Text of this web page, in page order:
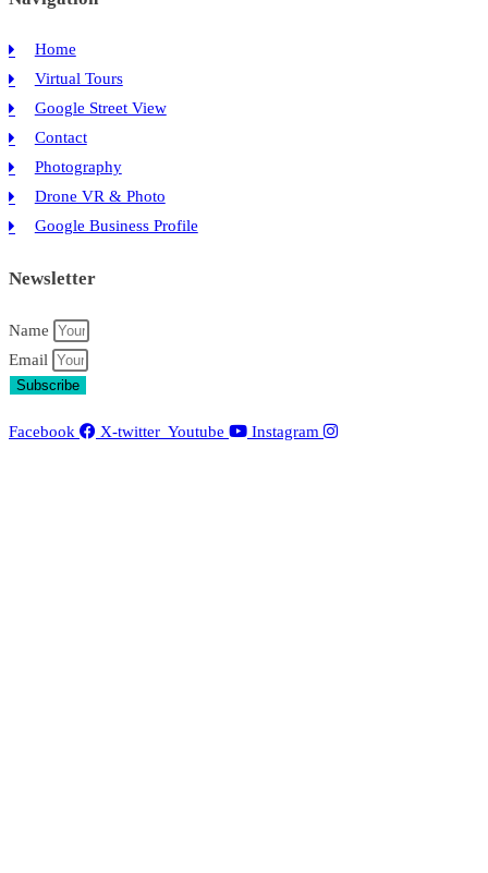
Home
Virtual Tours
Google Street View
Contact
Photography
Drone VR & Photo
Google Business Profile
Newsletter
Name
Email
Subscribe
Facebook X-twitter Youtube Instagram